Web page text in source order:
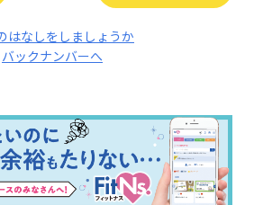
はなしをしましょうか
バックナンバーへ